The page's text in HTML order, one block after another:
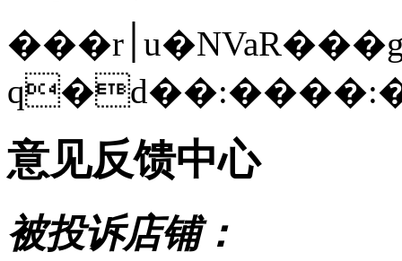
���r׀u�NVaR���g�rIɚ
意见反馈中心
被投诉店铺：